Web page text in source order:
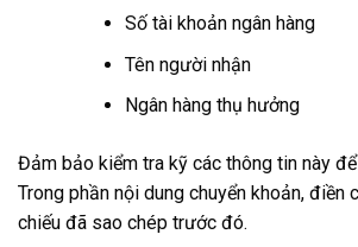
Số tài khoản ngân hàng
Tên người nhận
Ngân hàng thụ hưởng
Đảm bảo kiểm tra kỹ các thông tin này
Trong phần nội dung chuyển khoản, điền
chiếu đã sao chép trước đó.